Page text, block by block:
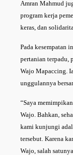
Amran Mahmud
program kerja
keras, dan
Pada kesempatan
pertanian terpadu,
Wajo Mapaccing.
unggulannya
“Saya
Wajo. Bahkan,
kami kunjungi
tersebut. Karena
Wajo, salah